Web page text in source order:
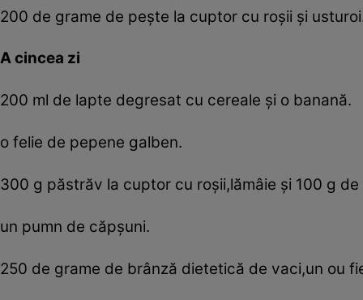
200 de grame de peşte la cuptor cu roşii şi
A cincea zi
200 ml de lapte degresat cu cereale şi o banană.
o felie de pepene galben.
300 g păstrăv la cuptor cu roşii,lămâie şi 100 g
un pumn de căpşuni.
250 de grame de brânză dietetică de vaci,un ou